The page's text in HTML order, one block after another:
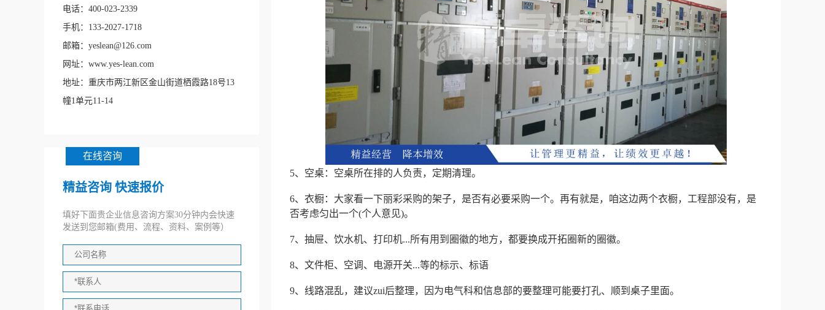
电话：400-023-2339
手机：133-2027-1718
邮箱：yeslean@126.com
网址：www.yes-lean.com
地址：重庆市两江新区金山街道栖霞路18号13
幢1单元11-14
在线咨询
精益咨询 快速报价
填好下面贵企业信息咨询方案30分钟内会快速
发送到您邮箱(费用、流程、资料、案例等）
5、空桌：空桌所在排的人负责，定期清理。
6、衣橱：大家看一下丽彩采购的架子，是否有必要采购一个。再有就是，咱这边两个衣橱，工程部没有，是
否考虑匀出一个(个人意见)。
7、抽屉、饮水机、打印机...所有用到圈徽的地方，都要换成开拓圈新的圈徽。
8、文件柜、空调、电源开关...等的标示、标语
9、线路混乱，建议zui后整理，因为电气科和信息部的要整理可能要打孔、顺到桌子里面。